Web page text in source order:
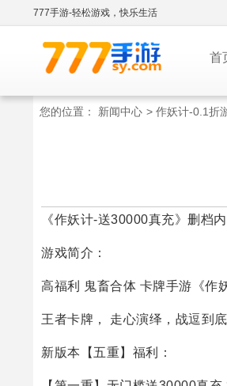
777手游-轻松游戏，快乐生活
首
您的位置： 新闻中心 > 作妖计-0.1折
《作妖计-送30000真充》删档
游戏简介：
高福利 鬼畜合体 卡牌手游《作
王者卡牌， 走心演绎，战逗到
新版本【五重】福利：